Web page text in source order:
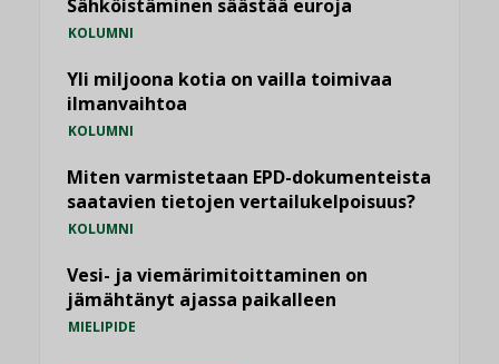
Sähköistäminen säästää euroja
KOLUMNI
Yli miljoona kotia on vailla toimivaa
ilmanvaihtoa
KOLUMNI
Miten varmistetaan EPD-dokumenteista
saatavien tietojen vertailukelpoisuus?
KOLUMNI
Vesi- ja viemärimitoittaminen on
jämähtänyt ajassa paikalleen
MIELIPIDE